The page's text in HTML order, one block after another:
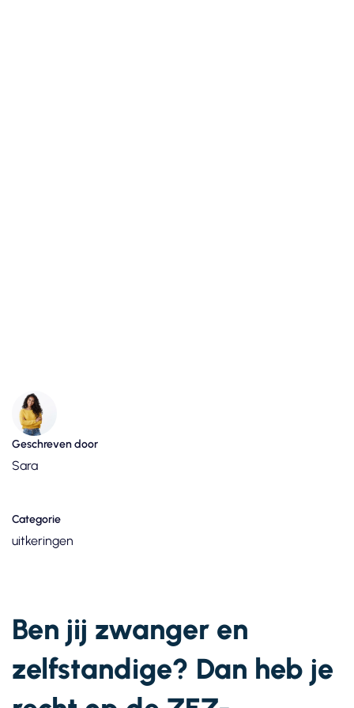
Geschreven door
Sara
Categorie
uitkeringen
Ben jij zwanger en
zelfstandige? Dan heb je